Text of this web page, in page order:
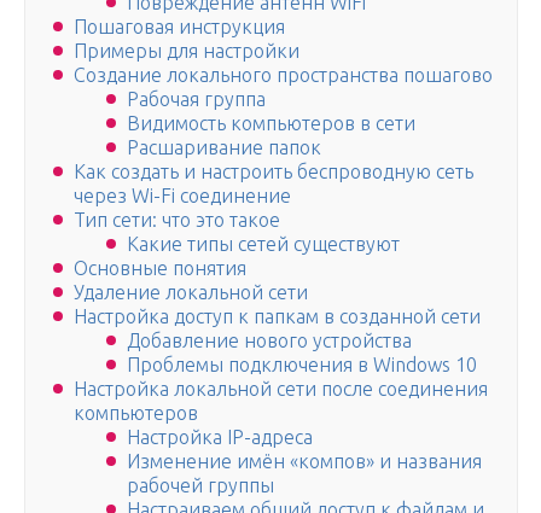
Пошаговая инструкция
Примеры для настройки
Создание локального пространства пошагово
Рабочая группа
Видимость компьютеров в сети
Расшаривание папок
Как создать и настроить беспроводную сеть
через Wi-Fi соединение
Тип сети: что это такое
Какие типы сетей существуют
Основные понятия
Удаление локальной сети
Настройка доступ к папкам в созданной сети
Добавление нового устройства
Проблемы подключения в Windows 10
Настройка локальной сети после соединения
компьютеров
Настройка IP-адреса
Изменение имён «компов» и названия
рабочей группы